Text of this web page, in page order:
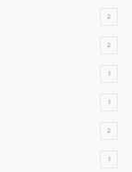
2
2
1
1
2
1